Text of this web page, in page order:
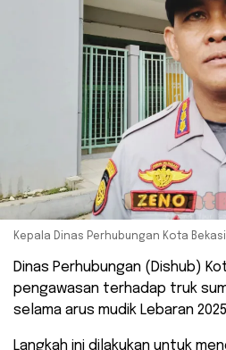
Kepala Dinas Perhubungan Kota
Dinas Perhubungan (Dishub)
pengawasan terhadap truk
selama arus mudik Lebaran
Langkah ini dilakukan untuk